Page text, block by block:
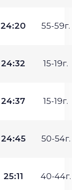
24:20 55-59г.
24:32 15-19г.
24:37 15-19г.
24:45 50-54г.
25:11 40-44г.